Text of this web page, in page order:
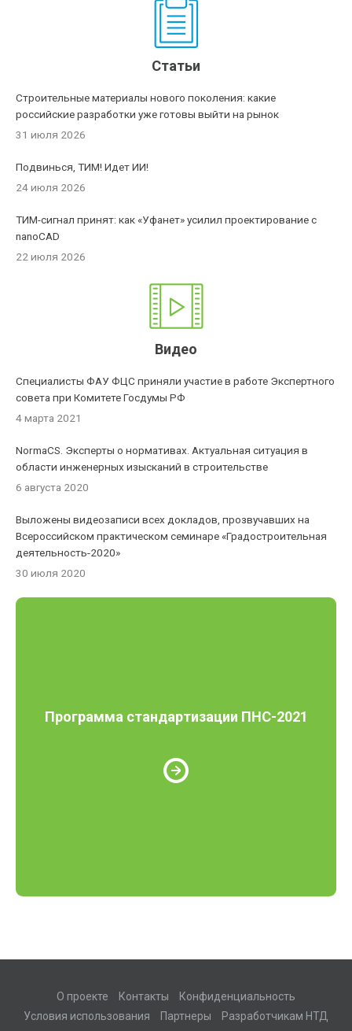
Статьи
Строительные материалы нового поколения: какие
российские разработки уже готовы выйти на рынок
31 июля 2026
Подвинься, ТИМ! Идет ИИ!
24 июля 2026
ТИМ-сигнал принят: как «Уфанет» усилил проектирование с
nanoCAD
22 июля 2026
Видео
Специалисты ФАУ ФЦС приняли участие в работе Экспертного
совета при Комитете Госдумы РФ
4 марта 2021
NormaCS. Эксперты о нормативах. Актуальная ситуация в
области инженерных изысканий в строительстве
6 августа 2020
Выложены видеозаписи всех докладов, прозвучавших на
Всероссийском практическом семинаре «Градостроительная
деятельность-2020»
30 июля 2020
Программа стандартизации ПНС-2021
О проекте Контакты
Конфиденциальность
Условия использования
Партнеры
Разработчикам НТД